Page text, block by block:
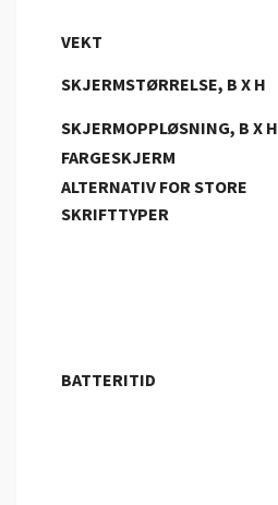
VEKT
SKJERMSTØRRELSE, B X H
SKJERMOPPLØSNING, B X H
FARGESKJERM
ALTERNATIV FOR STORE
SKRIFTTYPER
BATTERITID